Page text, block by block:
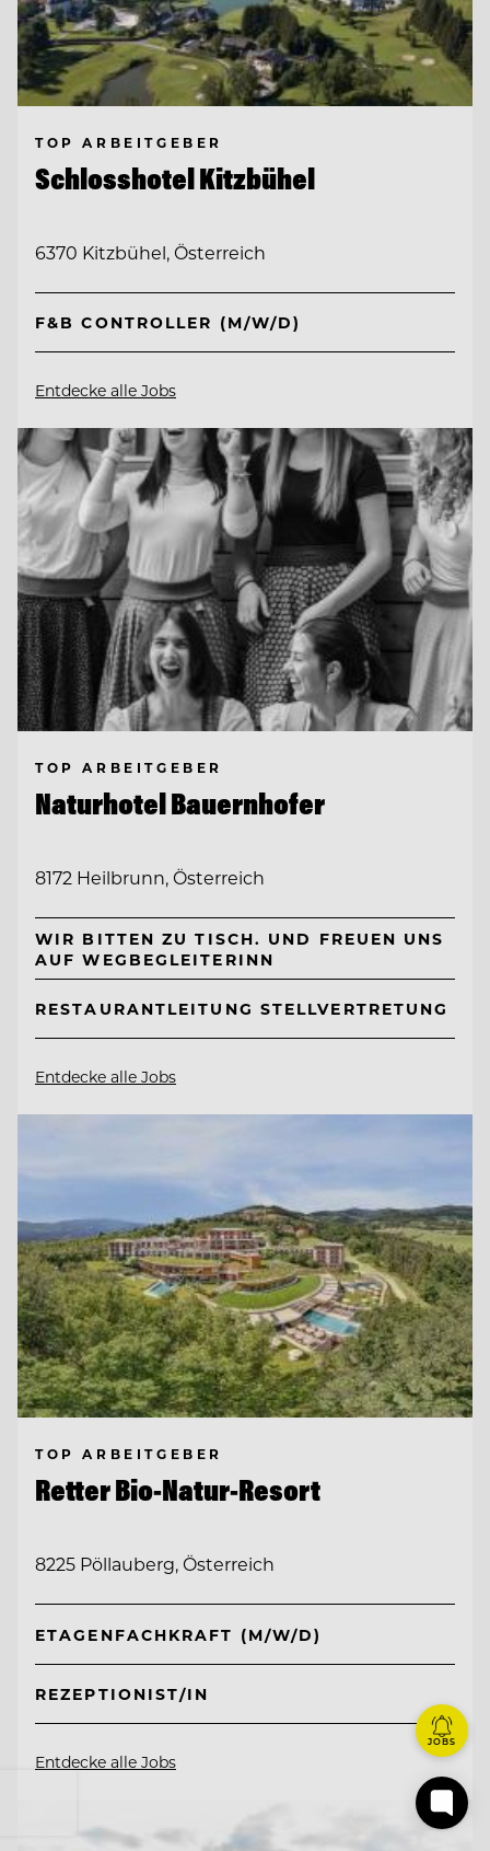
TOP ARBEITGEBER
Schlosshotel Kitzbühel
6370 Kitzbühel, Österreich
F&B CONTROLLER (M/W/D)
Entdecke alle Jobs
TOP ARBEITGEBER
Naturhotel Bauernhofer
8172 Heilbrunn, Österreich
WIR BITTEN ZU TISCH. UND FREUEN UNS
AUF WEGBEGLEITERINN
RESTAURANTLEITUNG STELLVERTRETUNG
Entdecke alle Jobs
TOP ARBEITGEBER
Retter Bio-Natur-Resort
8225 Pöllauberg, Österreich
ETAGENFACHKRAFT (M/W/D)
REZEPTIONIST/IN
Entdecke alle Jobs
JOBS